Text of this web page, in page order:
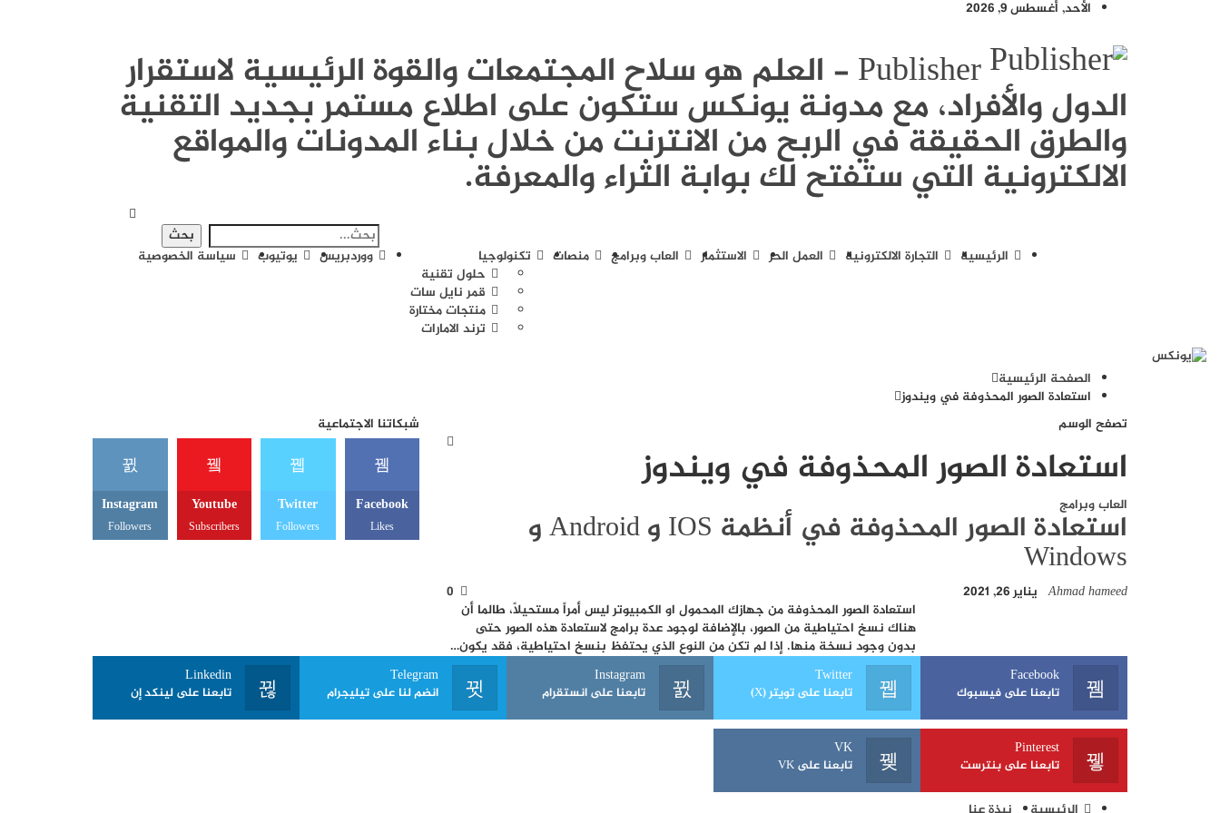
الأحد, أغسطس 9, 2026
Publisher - العلم هو سلاح المجتمعات والقوة الرئيسية لاستقرار
الدول والأفراد، مع مدونة يونكس ستكون على اطلاع مستمر بجديد التقنية
والطرق الحقيقة في الربح من الانترنت من خلال بناء المدونات والمواقع
الالكترونية التي ستفتح لك بوابة الثراء والمعرفة.
الرئيسية التجارة الالكترونية العمل الحر الاستثمار العاب وبرامج منصات
تكنولوجيا
حلول تقنية
قمر نايل سات
منتجات مختارة
ترند الامارات
ووردبريس يوتيوب سياسة الخصوصية
الصفحة الرئيسية
استعادة الصور المحذوفة في ويندوز
تصفح الوسم
استعادة الصور المحذوفة في ويندوز
العاب وبرامج
استعادة الصور المحذوفة في أنظمة IOS و Android و
Windows
Ahmad hameed يناير 26, 2021
استعادة الصور المحذوفة من جهازك المحمول او الكمبيوتر ليس أمراً مستحيلاً، طالما أن
هناك نسخ احتياطية من الصور، بالإضافة لوجود عدة برامج لاستعادة هذه الصور حتى
بدون وجود نسخة منها. إذا لم تكن من النوع الذي يحتفظ بنسخ احتياطية، فقد يكون…
شبكاتنا الاجتماعية
Facebook
Likes
Twitter
Followers
Youtube
Subscribers
Instagram
Followers
Facebook
تابعنا على فيسبوك
Twitter
تابعنا على تويتر (X)
Instagram
تابعنا على انستقرام
Telegram
انضم لنا على تيليجرام
Linkedin
تابعنا على لينكد إن
Pinterest
تابعنا على بنترست
VK
تابعنا على VK